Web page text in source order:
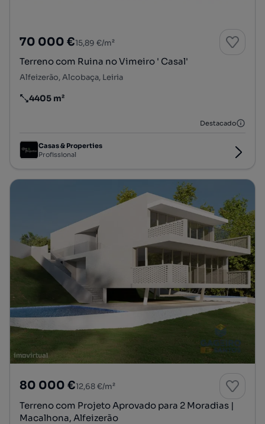
70 000 €15,89 €/m²
Terreno com Ruina no Vimeiro ' Casal'
Alfeizerão, Alcobaça, Leiria
Preço por metro quadrado
4405 m²
Destacado
Casas & Properties
Profissional
80 000 €12,68 €/m²
Terreno com Projeto Aprovado para 2 Moradias |
Macalhona, Alfeizerão